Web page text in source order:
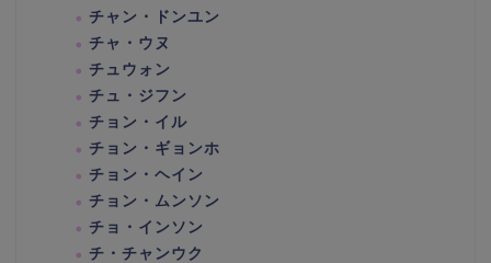
チャン・ドンユン
チャ・ウヌ
チュウォン
チュ・ジフン
チョン・イル
チョン・ギョンホ
チョン・ヘイン
チョン・ムンソン
チョ・インソン
チ・チャンウク